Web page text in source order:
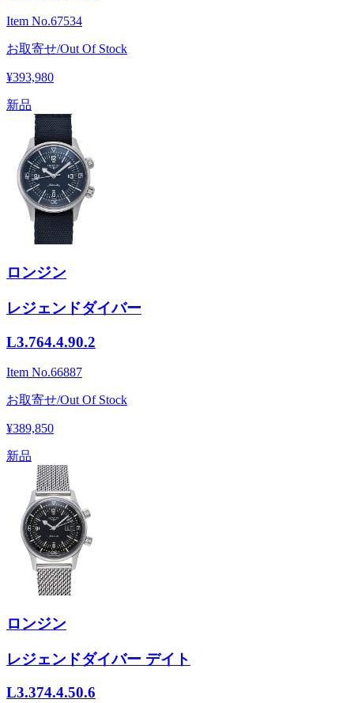
Item No.67534
お取寄せ/Out Of Stock
¥393,980
新品
ロンジン
レジェンドダイバー
L3.764.4.90.2
Item No.66887
お取寄せ/Out Of Stock
¥389,850
新品
ロンジン
レジェンドダイバー デイト
L3.374.4.50.6